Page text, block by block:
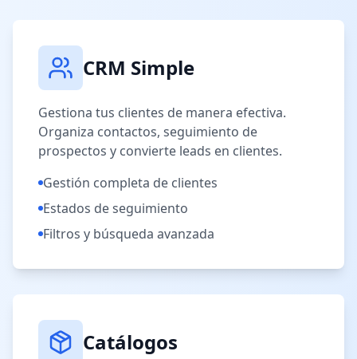
CRM Simple
Gestiona tus clientes de manera efectiva.
Organiza contactos, seguimiento de
prospectos y convierte leads en clientes.
Gestión completa de clientes
Estados de seguimiento
Filtros y búsqueda avanzada
Catálogos